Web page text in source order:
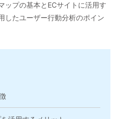
ップの基本とECサイトに活用す
したユーザー行動分析のポイン